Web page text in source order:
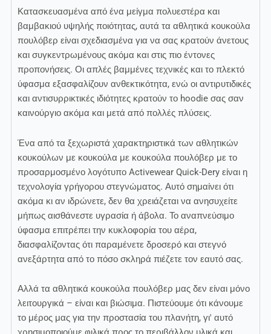
Κατασκευασμένα από ένα μείγμα πολυεστέρα και
βαμβακιού υψηλής ποιότητας, αυτά τα αθλητικά κουκούλα
πουλόβερ είναι σχεδιασμένα για να σας κρατούν άνετους
και συγκεντρωμένους ακόμα και στις πιο έντονες
προπονήσεις. Οι απλές βαμμένες τεχνικές και το πλεκτό
ύφασμα εξασφαλίζουν ανθεκτικότητα, ενώ οι αντιρυτιδικές
και αντισυρρικτικές ιδιότητες κρατούν το hoodie σας σαν
καινούργιο ακόμα και μετά από πολλές πλύσεις.
Ένα από τα ξεχωριστά χαρακτηριστικά των αθλητικών
κουκούλων με κουκούλα με κουκούλα πουλόβερ με το
προσαρμοσμένο λογότυπο Activewear Quick-Dery είναι η
τεχνολογία γρήγορου στεγνώματος. Αυτό σημαίνει ότι
ακόμα κι αν ιδρώνετε, δεν θα χρειάζεται να ανησυχείτε
μήπως αισθάνεστε υγρασία ή άβολα. Το αναπνεύσιμο
ύφασμα επιτρέπει την κυκλοφορία του αέρα,
διασφαλίζοντας ότι παραμένετε δροσερό και στεγνό
ανεξάρτητα από το πόσο σκληρά πιέζετε τον εαυτό σας.
Αλλά τα αθλητικά κουκούλα πουλόβερ μας δεν είναι μόνο
λειτουργικά – είναι και βιώσιμα. Πιστεύουμε ότι κάνουμε
το μέρος μας για την προστασία του πλανήτη, γι' αυτό